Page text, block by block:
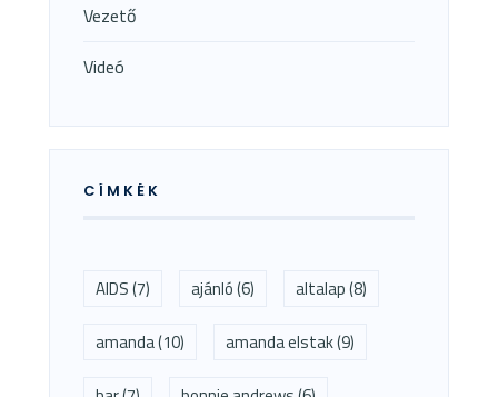
Vezető
Videó
CÍMKÉK
AIDS(7) ajánló(6) altalap(8)
amanda(10) amanda elstak(9)